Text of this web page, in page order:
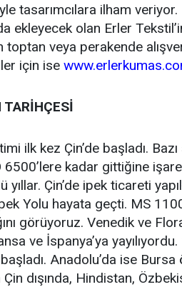
tasarımcılara ilham
ekleyecek olan Erler
toptan veya perakende
için ise
TARİHÇESİ
ilk kez Çin’de başladı.
6500’lere kadar gittiğine
yıllar. Çin’de ipek ticareti
Yolu hayata geçti. MS
görüyoruz. Venedik ve
ve İspanya’ya
başladı. Anadolu’da ise
dışında, Hindistan,